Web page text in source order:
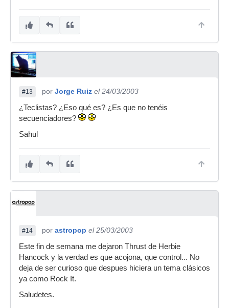
#13 por Jorge Ruiz el 24/03/2003
¿Teclistas? ¿Eso qué es? ¿Es que no tenéis
secuenciadores?
Sahul
#14 por astropop el 25/03/2003
Este fin de semana me dejaron Thrust de Herbie
Hancock y la verdad es que acojona, que control... No
deja de ser curioso que despues hiciera un tema clásicos
ya como Rock It.
Saludetes.